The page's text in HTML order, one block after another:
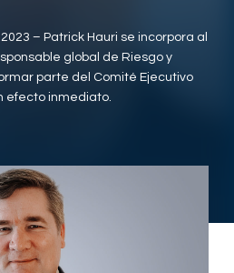
– Patrick Hauri se incorpora al
global de Riesgo y
parte del Comité Ejecutivo
efecto inmediato.